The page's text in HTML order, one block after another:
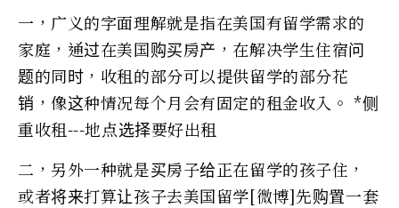
一，广义的字面理解就是指在美国有留学需求的
家庭，通过在美国购买房产，在解决学生住宿问
题的同时，收租的部分可以提供留学的部分花
销，像这种情况每个月会有固定的租金收入。 *侧
重收租---地点选择要好出租
二，另外一种就是买房子给正在留学的孩子住，
或者将来打算让孩子去美国留学[微博]先购置一套